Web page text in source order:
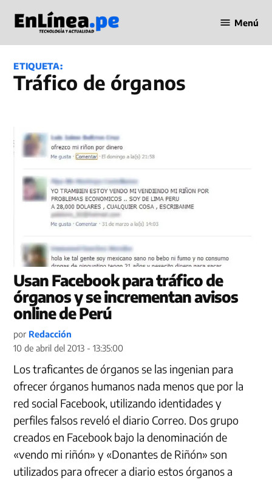
contenido
en Línea
Menú
ETIQUETA:
Tráfico de órganos
Usan Facebook para tráfico de
órganos y se incrementan avisos
online de Perú
por Redacción
10 de abril del 2013 - 13:35:00
Los traficantes de órganos se las ingenian para
ofrecer órganos humanos nada menos que por la
red social Facebook, utilizando identidades y
perfiles falsos reveló el diario Correo. Dos grupo
creados en Facebook bajo la denominación de
«vendo mi riñón» y «Donantes de Riñón» son
utilizados para ofrecer a diario estos órganos a